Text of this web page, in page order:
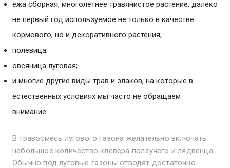
ежа сборная, многолетнее травянистое растение, далеко
не первый год используемое не только в качестве
кормового, но и декоративного растения;
полевица;
овсяница луговая;
и многие другие виды трав и злаков, на которые в
естественных условиях мы часто не обращаем
внимание.
В травосмесь лугового газона желательно включать
небольшое количество клевера ползучего и лядвенца.
Обычно под луговые газоны отводят достаточно